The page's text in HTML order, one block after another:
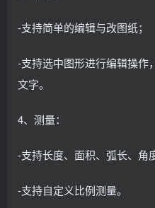
-支持简单的编辑与改图纸；
-支持选中图形进行编辑操作
文字。
4、测量：
-支持长度、面积、弧长、角
-支持自定义比例测量。